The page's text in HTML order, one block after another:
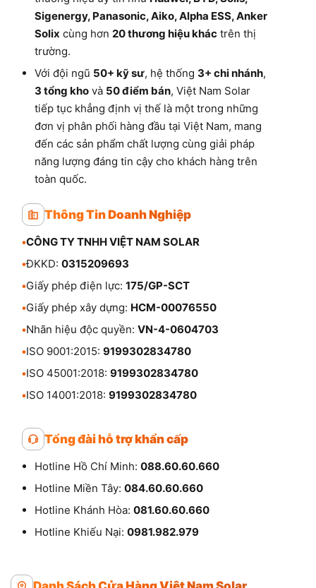
Sigenergy, Panasonic, Aiko, Alpha ESS, Anker
Solix cùng hơn 20 thương hiệu khác trên thị
trường.
Với đội ngũ 50+ kỹ sư, hệ thống 3+ chi nhánh,
3 tổng kho và 50 điểm bán, Việt Nam Solar
tiếp tục khẳng định vị thế là một trong những
đơn vị phân phối hàng đầu tại Việt Nam, mang
đến các sản phẩm chất lượng cùng giải pháp
năng lượng đáng tin cậy cho khách hàng trên
toàn quốc.
Thông Tin Doanh Nghiệp
•CÔNG TY TNHH VIỆT NAM SOLAR
•ĐKKD: 0315209693
•Giấy phép điện lực: 175/GP-SCT
•Giấy phép xây dựng: HCM-00076550
•Nhãn hiệu độc quyền: VN-4-0604703
•ISO 9001:2015: 9199302834780
•ISO 45001:2018: 9199302834780
•ISO 14001:2018: 9199302834780
Tổng đài hỗ trợ khẩn cấp
Hotline Hồ Chí Minh: 088.60.60.660
Hotline Miền Tây: 084.60.60.660
Hotline Khánh Hòa: 081.60.60.660
Hotline Khiếu Nại: 0981.982.979